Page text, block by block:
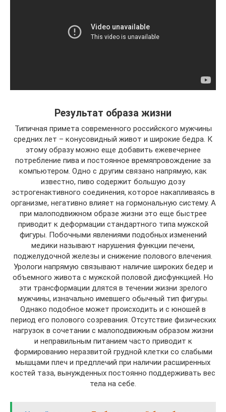
Результат образа жизни
Типичная примета современного российского мужчины
средних лет – конусовидный живот и широкие бедра. К
этому образу можно еще добавить ежевечернее
потребление пива и постоянное времяпровождение за
компьютером. Одно с другим связано напрямую, как
известно, пиво содержит большую дозу
эстрогенактивного соединения, которое накапливаясь в
организме, негативно влияет на гормональную систему. А
при малоподвижном образе жизни это еще быстрее
приводит к деформации стандартного типа мужской
фигуры. Побочными явлениями подобных изменений
медики называют нарушения функции печени,
поджелудочной железы и снижение полового влечения.
Урологи напрямую связывают наличие широких бедер и
объемного живота с мужской половой дисфункцией. Но
эти трансформации длятся в течении жизни зрелого
мужчины, изначально имевшего обычный тип фигуры.
Однако подобное может происходить и с юношей в
период его полового созревания. Отсутствие физических
нагрузок в сочетании с малоподвижным образом жизни
и неправильным питанием часто приводит к
формированию неразвитой грудной клетки со слабыми
мышцами плеч и предплечий при наличии расширенных
костей таза, вынужденных постоянно поддерживать вес
тела на себе.